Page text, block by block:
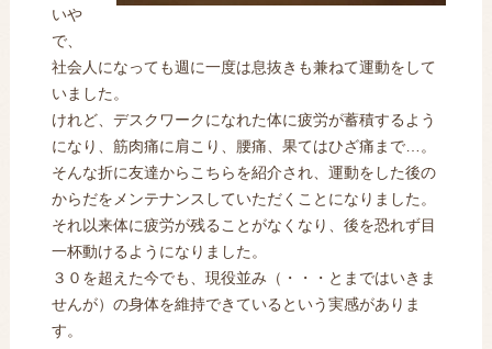
いや
で、
社会人になっても週に一度は息抜きも兼ねて運動をして
いました。
けれど、デスクワークになれた体に疲労が蓄積するよう
になり、筋肉痛に肩こり、腰痛、果てはひざ痛まで…。
そんな折に友達からこちらを紹介され、運動をした後の
からだをメンテナンスしていただくことになりました。
それ以来体に疲労が残ることがなくなり、後を恐れず目
一杯動けるようになりました。
３０を超えた今でも、現役並み（・・・とまではいきま
せんが）の身体を維持できているという実感がありま
す。